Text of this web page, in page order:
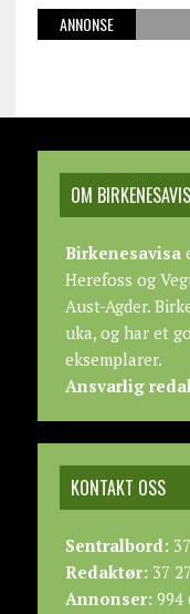
ANNONSE
OM
Birkenesavisa
Herefoss og
Aust-Agder.
uka, og har et
eksemplarer.
Ansvarlig
KONTAKT OSS
Sentralbord:
Redaktør:37
Annonser:994